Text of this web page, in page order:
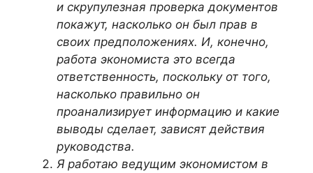
и скрупулезная проверка документов
покажут, насколько он был прав в
своих предположениях. И, конечно,
работа экономиста это всегда
ответственность, поскольку от того,
насколько правильно он
проанализирует информацию и какие
выводы сделает, зависят действия
руководства.
Я работаю ведущим экономистом в